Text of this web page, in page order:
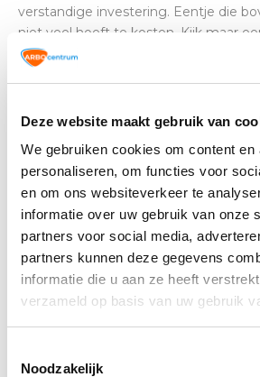
Deze website maakt gebruik van
We gebruiken cookies om content en
personaliseren, om functies voor
en om ons websiteverkeer te
informatie over uw gebruik van onze
partners voor social media,
partners kunnen deze gegevens
informatie die u aan ze heeft
verzameld op basis van uw gebruik
Noodzakelijk
verstandige investering. Eentje die
niet veel hoeft te kosten. Kijk maar
en bestel jouw
Altijd op de hoogte
laatste nieuwtjes, acties
Schrijf je in voor onze